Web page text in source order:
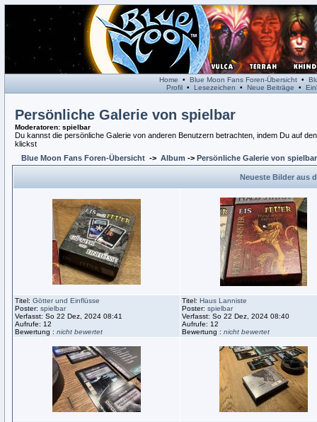
Home • Blue Moon Fans Foren-Übersicht•
Profil• Lesezeichen • Neue Beiträge •
Persönliche Galerie von spielbar
Moderatoren: spielbar
Du kannst die persönliche Galerie von anderen Benutzern betrachten, indem Du auf
klickst
Blue Moon Fans Foren-Übersicht -> Album -> Persönliche Galerie von spielbar
Neueste Bilder aus
Titel: Götter und Einflüsse
Poster: spielbar
Verfasst: So 22 Dez, 2024 08:41
Aufrufe: 12
Bewertung : nicht bewertet
Titel: Haus Lanniste
Poster: spielbar
Verfasst: So 22 Dez, 2024 08:40
Aufrufe: 12
Bewertung : nicht bewertet